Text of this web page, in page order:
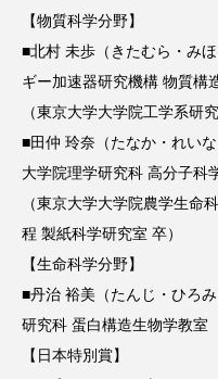
セラミド保湿
ソーシャルウェルネス
タンパク質 ディ
ドライヤー 温度 髪 ダメ
ナイトプロテイン
パーソナライズ
【物質科学分野】
■北村 未歩（きたむら・み
ギー加速器研究機構 物質構
（東京大学大学院工学系研
■田仲 玲奈（たなか・れい
大学院理学研究科 高分子科
（東京大学大学院農学生命
程 製紙科学研究室 卒）
【生命科学分野】
■丹治 裕美（たんじ・ひろ
研究科 蛋白構造生物学教室
【日本特別賞】